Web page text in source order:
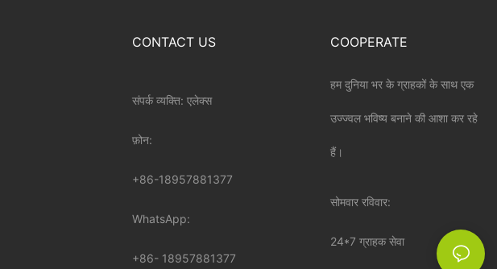
CONTACT US
संपर्क व्यक्ति: एलेक्स
फ़ोन:
+86-18957881377
WhatsApp:
+86- 18957881377
COOPERATE
हम दुनिया भर के ग्राहकों के साथ एक
उज्ज्वल भविष्य बनाने की आशा कर रहे
हैं।
सोमवार रविवार:
24*7 ग्राहक सेवा